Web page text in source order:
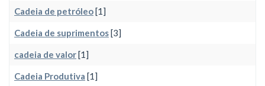
Cadeia de petróleo[1]
Cadeia de suprimentos[3]
cadeia de valor[1]
Cadeia Produtiva [1]